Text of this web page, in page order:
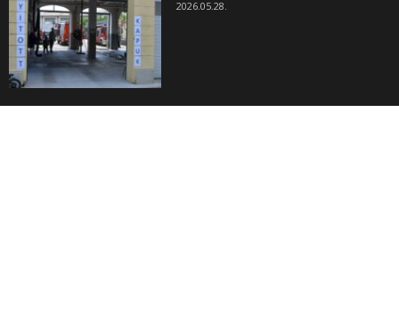
2026.05.28.